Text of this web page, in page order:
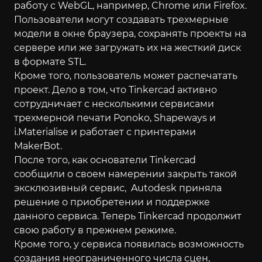
работу с WebGL, например, Chrome или Firefox.
Пользователи могут создавать трехмерные
модели в окне браузера, сохранять проекты на
сервере или же загружать их на жесткий диск
в формате STL.
Кроме того, пользователь может распечатать
проект. Дело в том, что Tinkercad активно
сотрудничает с несколькими сервисами
трехмерной печати Ponoko, Shapeways и
i.Materialise и работает с принтерами
MakerBot.
После того, как основатели Tinkercad
сообщили о своем намерении закрыть такой
эксклюзивный сервис, Autodesk приняла
решение о приобретении и поддержке
данного сервиса. Теперь Tinkercad продолжит
свою работу в прежнем режиме.
Кроме того, у сервиса появилась возможность
создания неограниченного числа сцен,